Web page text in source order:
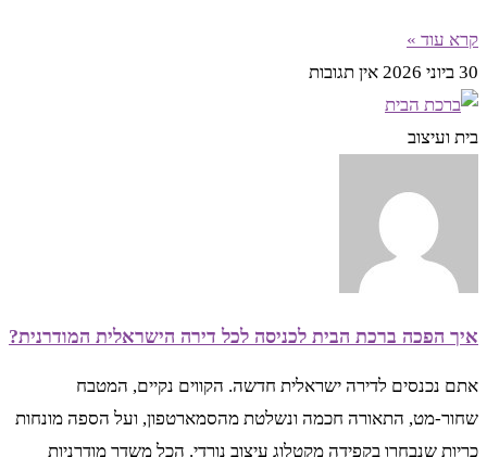
קרא עוד »
30 ביוני 2026
אין תגובות
בית ועיצוב
איך הפכה ברכת הבית לכניסה לכל דירה הישראלית המודרנית?
אתם נכנסים לדירה ישראלית חדשה. הקווים נקיים, המטבח
שחור-מט, התאורה חכמה ונשלטת מהסמארטפון, ועל הספה מונחות
כריות שנבחרו בקפידה מקטלוג עיצוב נורדי. הכל משדר מודרניות